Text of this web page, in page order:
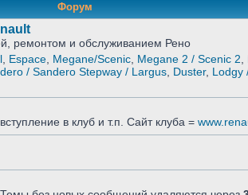
Форум
ремонтом и обслуживанием Рено
Espace Megane/Scenic Megane 2 / Scenic 2
/ Sandero Stepway / Largus Duster, Lodgy
в клуб и т.п. Сайт клуба =